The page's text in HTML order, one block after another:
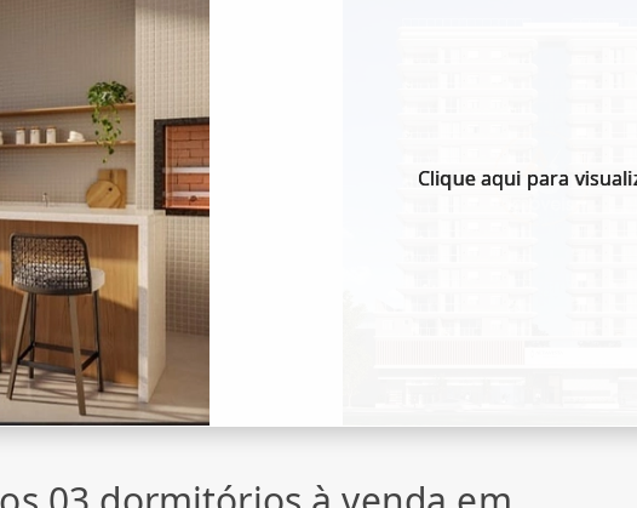
Clique aqui para